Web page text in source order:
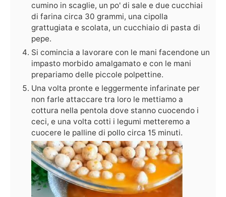
cumino in scaglie, un po' di sale e due cucchiai
di farina circa 30 grammi, una cipolla
grattugiata e scolata, un cucchiaio di pasta di
pepe.
Si comincia a lavorare con le mani facendone un
impasto morbido amalgamato e con le mani
prepariamo delle piccole polpettine.
Una volta pronte e leggermente infarinate per
non farle attaccare tra loro le mettiamo a
cottura nella pentola dove stanno cuocendo i
ceci, e una volta cotti i legumi metteremo a
cuocere le palline di pollo circa 15 minuti.